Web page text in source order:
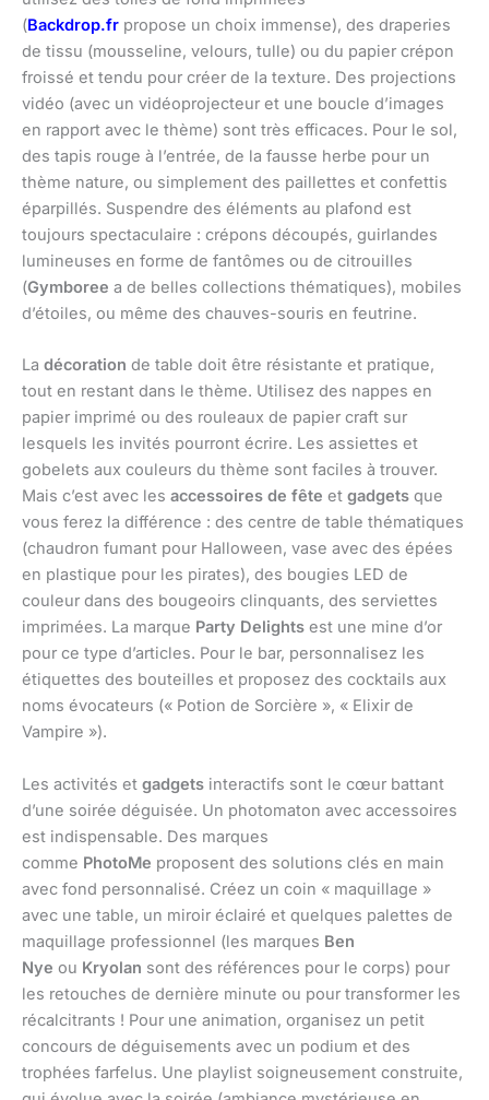
(Backdrop.fr propose un choix immense), des draperies
de tissu (mousseline, velours, tulle) ou du papier crépon
froissé et tendu pour créer de la texture. Des projections
vidéo (avec un vidéoprojecteur et une boucle d’images
en rapport avec le thème) sont très efficaces. Pour le sol,
des tapis rouge à l’entrée, de la fausse herbe pour un
thème nature, ou simplement des paillettes et confettis
éparpillés. Suspendre des éléments au plafond est
toujours spectaculaire : crépons découpés, guirlandes
lumineuses en forme de fantômes ou de citrouilles
(Gymboree a de belles collections thématiques), mobiles
d’étoiles, ou même des chauves-souris en feutrine.
La décoration de table doit être résistante et pratique,
tout en restant dans le thème. Utilisez des nappes en
papier imprimé ou des rouleaux de papier craft sur
lesquels les invités pourront écrire. Les assiettes et
gobelets aux couleurs du thème sont faciles à trouver.
Mais c’est avec les accessoires de fête et gadgets que
vous ferez la différence : des centre de table thématiques
(chaudron fumant pour Halloween, vase avec des épées
en plastique pour les pirates), des bougies LED de
couleur dans des bougeoirs clinquants, des serviettes
imprimées. La marque Party Delights est une mine d’or
pour ce type d’articles. Pour le bar, personnalisez les
étiquettes des bouteilles et proposez des cocktails aux
noms évocateurs (« Potion de Sorcière », « Elixir de
Vampire »).
Les activités et gadgets interactifs sont le cœur battant
d’une soirée déguisée. Un photomaton avec accessoires
est indispensable. Des marques
comme PhotoMe proposent des solutions clés en main
avec fond personnalisé. Créez un coin « maquillage »
avec une table, un miroir éclairé et quelques palettes de
maquillage professionnel (les marques Ben
Nye ou Kryolan sont des références pour le corps) pour
les retouches de dernière minute ou pour transformer les
récalcitrants ! Pour une animation, organisez un petit
concours de déguisements avec un podium et des
trophées farfelus. Une playlist soigneusement construite,